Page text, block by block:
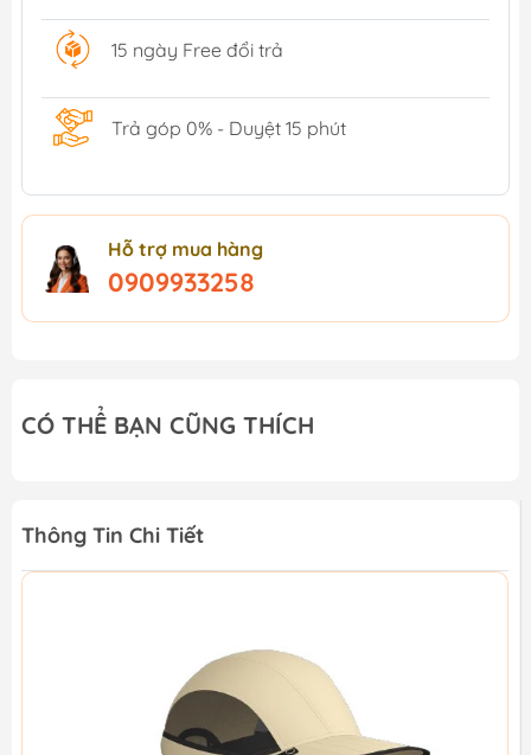
15 ngày Free đổi trả
Trả góp 0% - Duyệt 15 phút
Hỗ trợ mua hàng
0909933258
CÓ THỂ BẠN CŨNG THÍCH
Thông Tin Chi Tiết